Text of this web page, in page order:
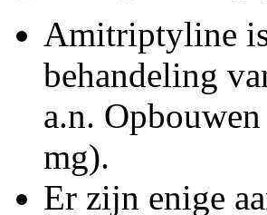
Amitriptyline
behandeling
a.n.
mg).
Er zijn enige